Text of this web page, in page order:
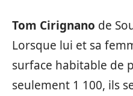
Tom Cirignano de
Lorsque lui et sa
surface habitable de
seulement 1 100, ils